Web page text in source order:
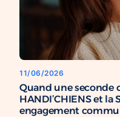
11/06/2026
Quand une seconde
HANDI’CHIENS et
engagement